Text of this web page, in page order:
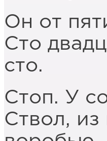
Он от
Сто
сто.
Стоп. У
Ствол, из